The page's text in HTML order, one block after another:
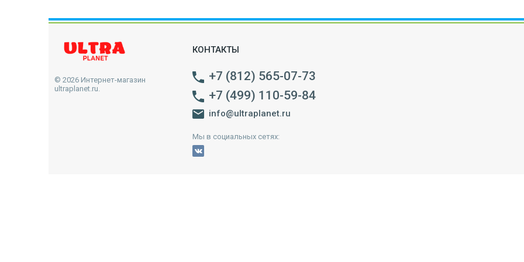
© 2026 Интернет-магазин
ultraplanet.ru.
КОНТАКТЫ
+7 (812) 565-07-73
+7 (499) 110-59-84
info@ultraplanet.ru
Мы в социальных сетях: